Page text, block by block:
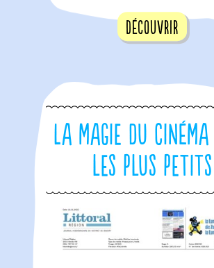
Découvrir
La magie du
les plus petits